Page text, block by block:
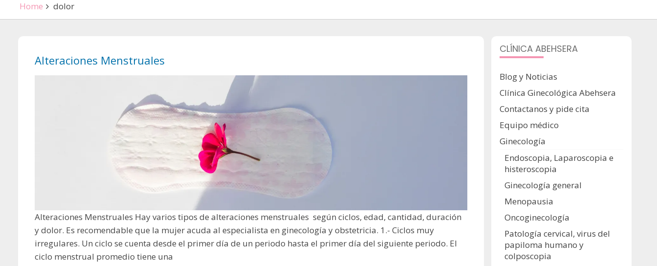
Home dolor
Alteraciones Menstruales
Alteraciones Menstruales Hay varios tipos de alteraciones menstruales según ciclos, edad, cantidad, duración
y dolor. Es recomendable que la mujer acuda al especialista en ginecología y obstetricia. 1.- Ciclos muy
irregulares. Un ciclo se cuenta desde el primer día de un periodo hasta el primer día del siguiente periodo. El
ciclo menstrual promedio tiene una
CLÍNICA ABEHSERA
Blog y Noticias
Clínica Ginecológica Abehsera
Contactanos y pide cita
Equipo médico
Ginecología
Endoscopia, Laparoscopia e
histeroscopia
Ginecología general
Menopausia
Oncoginecología
Patología cervical, virus del
papiloma humano y
colposcopia